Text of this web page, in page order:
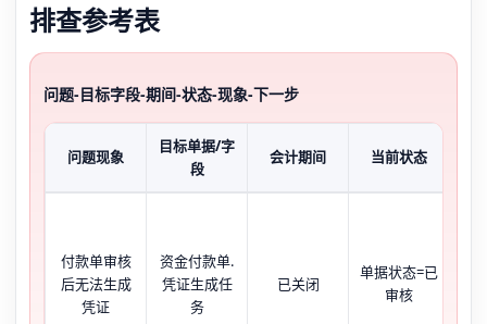
排查参考表
问题-目标字段-期间-状态-现象-下一步
问题现象
目标单据/字
段
会计期间 当前状态
付款单审核
后无法生成
凭证
资金付款单.
凭证生成任
务
已关闭
单据状态=已
审核